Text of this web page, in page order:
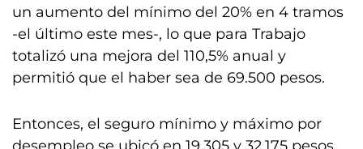
un aumento del mínimo del 20% en 4 tramos
-el último este mes-, lo que para Trabajo
totalizó una mejora del 110,5% anual y
permitió que el haber sea de 69.500 pesos.
Entonces, el seguro mínimo y máximo por